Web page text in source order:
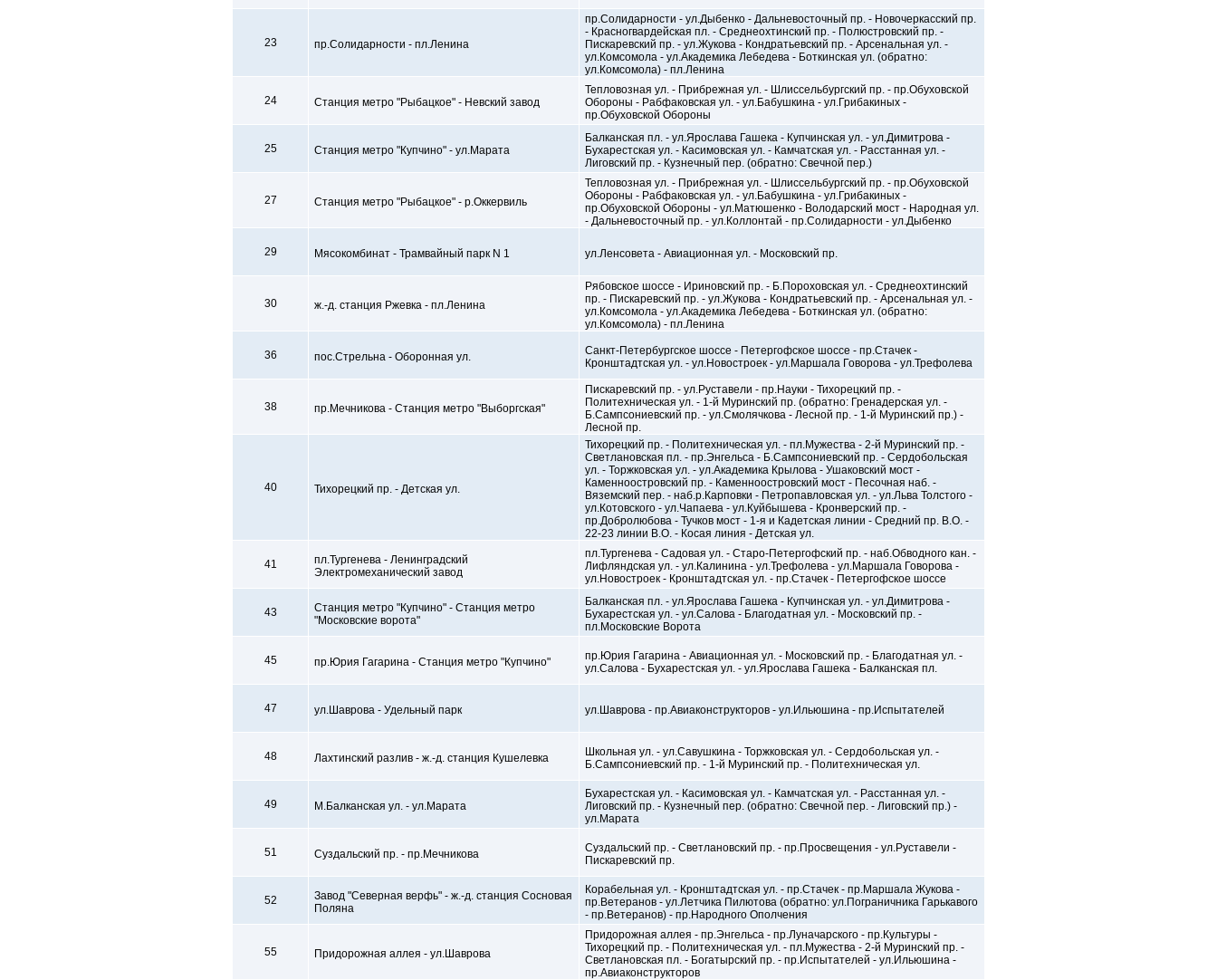
23 пр.Солидарности - пл.Ленина
пр.Солидарности - ул.Дыбенко - Дальневосточный пр. - Новочеркасский пр.
- Красногвардейская пл. - Среднеохтинский пр. - Полюстровский пр. -
Пискаревский пр. - ул.Жукова - Кондратьевский пр. - Арсенальная ул. -
ул.Комсомола - ул.Академика Лебедева - Боткинская ул. (обратно:
ул.Комсомола) - пл.Ленина
24 Станция метро "Рыбацкое" - Невский завод
Тепловозная ул. - Прибрежная ул. - Шлиссельбургский пр. - пр.Обуховской
Обороны - Рабфаковская ул. - ул.Бабушкина - ул.Грибакиных -
пр.Обуховской Обороны
25 Станция метро "Купчино" - ул.Марата
Балканская пл. - ул.Ярослава Гашека - Купчинская ул. - ул.Димитрова -
Бухарестская ул. - Касимовская ул. - Камчатская ул. - Расстанная ул. -
Лиговский пр. - Кузнечный пер. (обратно: Свечной пер.)
27 Станция метро "Рыбацкое" - р.Оккервиль
Тепловозная ул. - Прибрежная ул. - Шлиссельбургский пр. - пр.Обуховской
Обороны - Рабфаковская ул. - ул.Бабушкина - ул.Грибакиных -
пр.Обуховской Обороны - ул.Матюшенко - Володарский мост - Народная ул.
- Дальневосточный пр. - ул.Коллонтай - пр.Солидарности - ул.Дыбенко
29 Мясокомбинат - Трамвайный парк N 1 ул.Ленсовета - Авиационная ул. - Московский пр.
30 ж.-д. станция Ржевка - пл.Ленина
Рябовское шоссе - Ириновский пр. - Б.Пороховская ул. - Среднеохтинский
пр. - Пискаревский пр. - ул.Жукова - Кондратьевский пр. - Арсенальная ул. -
ул.Комсомола - ул.Академика Лебедева - Боткинская ул. (обратно:
ул.Комсомола) - пл.Ленина
36 пос.Стрельна - Оборонная ул.
Санкт-Петербургское шоссе - Петергофское шоссе - пр.Стачек -
Кронштадтская ул. - ул.Новостроек - ул.Маршала Говорова - ул.Трефолева
38 пр.Мечникова - Станция метро "Выборгская"
Пискаревский пр. - ул.Руставели - пр.Науки - Тихорецкий пр. -
Политехническая ул. - 1-й Муринский пр. (обратно: Гренадерская ул. -
Б.Сампсониевский пр. - ул.Смолячкова - Лесной пр. - 1-й Муринский пр.) -
Лесной пр.
40 Тихорецкий пр. - Детская ул.
Тихорецкий пр. - Политехническая ул. - пл.Мужества - 2-й Муринский пр. -
Светлановская пл. - пр.Энгельса - Б.Сампсониевский пр. - Сердобольская
ул. - Торжковская ул. - ул.Академика Крылова - Ушаковский мост -
Каменноостровский пр. - Каменноостровский мост - Песочная наб. -
Вяземский пер. - наб.р.Карповки - Петропавловская ул. - ул.Льва Толстого -
ул.Котовского - ул.Чапаева - ул.Куйбышева - Кронверский пр. -
пр.Добролюбова - Тучков мост - 1-я и Кадетская линии - Средний пр. В.О. -
22-23 линии В.О. - Косая линия - Детская ул.
41
пл.Тургенева - Ленинградский
Электромеханический завод
пл.Тургенева - Садовая ул. - Старо-Петергофский пр. - наб.Обводного кан. -
Лифляндская ул. - ул.Калинина - ул.Трефолева - ул.Маршала Говорова -
ул.Новостроек - Кронштадтская ул. - пр.Стачек - Петергофское шоссе
43
Станция метро "Купчино" - Станция метро
"Московские ворота"
Балканская пл. - ул.Ярослава Гашека - Купчинская ул. - ул.Димитрова -
Бухарестская ул. - ул.Салова - Благодатная ул. - Московский пр. -
пл.Московские Ворота
45 пр.Юрия Гагарина - Станция метро "Купчино"
пр.Юрия Гагарина - Авиационная ул. - Московский пр. - Благодатная ул. -
ул.Салова - Бухарестская ул. - ул.Ярослава Гашека - Балканская пл.
47 ул.Шаврова - Удельный парк ул.Шаврова - пр.Авиаконструкторов - ул.Ильюшина - пр.Испытателей
48 Лахтинский разлив - ж.-д. станция Кушелевка
Школьная ул. - ул.Савушкина - Торжковская ул. - Сердобольская ул. -
Б.Сампсониевский пр. - 1-й Муринский пр. - Политехническая ул.
49 М.Балканская ул. - ул.Марата
Бухарестская ул. - Касимовская ул. - Камчатская ул. - Расстанная ул. -
Лиговский пр. - Кузнечный пер. (обратно: Свечной пер. - Лиговский пр.) -
ул.Марата
51 Суздальский пр. - пр.Мечникова
Суздальский пр. - Светлановский пр. - пр.Просвещения - ул.Руставели -
Пискаревский пр.
52
Завод "Северная верфь" - ж.-д. станция Сосновая
Поляна
Корабельная ул. - Кронштадтская ул. - пр.Стачек - пр.Маршала Жукова -
пр.Ветеранов - ул.Летчика Пилютова (обратно: ул.Пограничника Гарькавого
- пр.Ветеранов) - пр.Народного Ополчения
55 Придорожная аллея - ул.Шаврова
Придорожная аллея - пр.Энгельса - пр.Луначарского - пр.Культуры -
Тихорецкий пр. - Политехническая ул. - пл.Мужества - 2-й Муринский пр. -
Светлановская пл. - Богатырский пр. - пр.Испытателей - ул.Ильюшина -
пр.Авиаконструкторов